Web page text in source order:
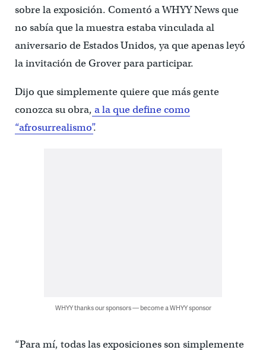
sobre la exposición. Comentó a WHYY News que
no sabía que la muestra estaba vinculada al
aniversario de Estados Unidos, ya que apenas leyó
la invitación de Grover para participar.
Dijo que simplemente quiere que más gente
conozca su obra, a la que define como
“afrosurrealismo”.
WHYY thanks our sponsors — become a WHYY sponsor
“Para mí, todas las exposiciones son simplemente